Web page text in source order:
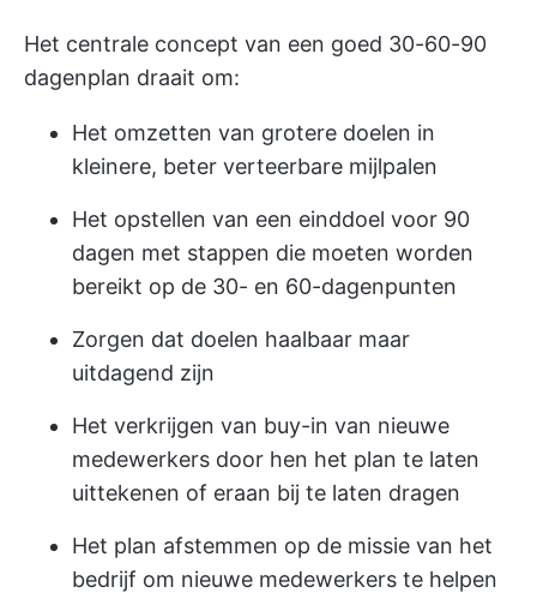
Het centrale concept van een goed 30-60-90
dagenplan draait om:
Het omzetten van grotere doelen in
kleinere, beter verteerbare mijlpalen
Het opstellen van een einddoel voor 90
dagen met stappen die moeten worden
bereikt op de 30- en 60-dagenpunten
Zorgen dat doelen haalbaar maar
uitdagend zijn
Het verkrijgen van buy-in van nieuwe
medewerkers door hen het plan te laten
uittekenen of eraan bij te laten dragen
Het plan afstemmen op de missie van het
bedrijf om nieuwe medewerkers te helpen